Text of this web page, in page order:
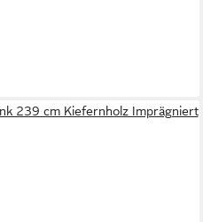
239 cm Kiefernholz Imprägniert